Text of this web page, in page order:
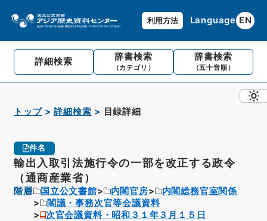
利用方法 Language EN
詳細検索 辞書検索
（カテゴリ）
辞書検索
（五十音順）
トップ 詳細検索 目録詳細
件名
輸出入取引法施行令の一部を改正する政令
（通商産業省）
階層 国立公文書館 内閣官房
内閣総務官室関係
閣議・事務次官等会議資料
次官会議資料・昭和３１年３月１５日